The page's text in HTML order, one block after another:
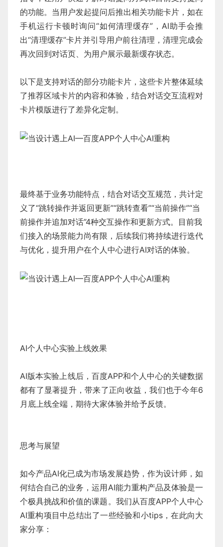
的功能。当用户发起提问后推出相关功能卡片，如在
手机运行卡顿时询问“如何清理缓存”，AI助手会推
出“清理缓存”卡片并引导用户前往清理，清理完成会
再次回到对话页、为用户展示最新缓存状态。
以下是支持对话的部分功能卡片，这些卡片整体延续
了推荐区域卡片的内容和体验，结合对话交互流程对
卡片模版进行了差异化定制。
最终基于业务功能特点，结合对话交互规范，共计定
义了“跳转操作并返回更新”“跳转查看”“当前操作”“当
前操作并追加对话”4种交互操作和更新方式。目前我
们接入的场景能力尚有限，后续我们将持续进行迭代
与优化，提升用户在个人中心进行AI对话的体验。
AI个人中心实验上线效果
AI版本实验上线后，百度APP和个人中心的关键数据
都有了显著提升，带来了正向收益，我们也于今年6
月底上线全端，期待大家体验并给予反馈。
思考与展望
如今产品AI化已成为市场发展趋势，作为设计师，如
何结合自己的业务，运用AI能力重构产品及体验是一
个极具挑战和价值的课题。我们从百度APP个人中心
AI重构项目中总结出了一些经验和小tips，在此向大
家分享：